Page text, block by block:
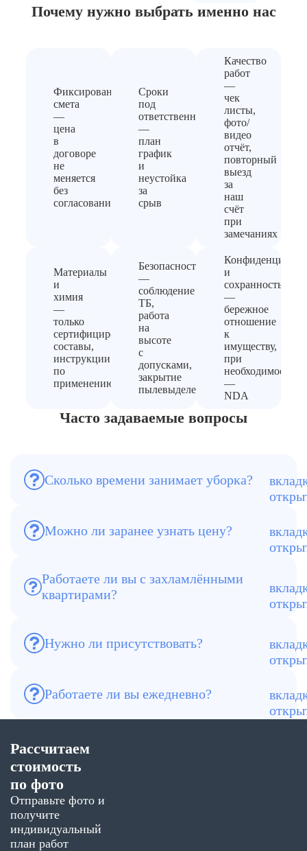
Почему нужно выбрать именно нас
Фиксированная
смета
—
цена
в
договоре
не
меняется
без
согласования
Сроки
под
ответственность
—
план
график
и
неустойка
за
срыв
Качество
работ
—
чек
листы,
фото/
видео
отчёт,
повторный
выезд
за
наш
счёт
при
замечаниях
Материалы
и
химия
—
только
сертифицированные
составы,
инструкции
по
применению
Безопасность
—
соблюдение
ТБ,
работа
на
высоте
с
допусками,
закрытие
пылевыделения
и
сохранность
—
бережное
отношение
к
имуществу,
при
необходимости
—
NDA
Часто задаваемые вопросы
Сколько времени занимает уборка?
Обычно от 6 до 12 часов, в зависимости
Можно ли заранее узнать цену?
Да, стоимость фиксируется до начала
Работаете ли вы с захламлёнными
квартирами?
Да, это одно из наших профильных
Нужно ли присутствовать?
Нет, можно передать ключи и принять
Работаете ли вы ежедневно?
Да, без выходных.
Рассчитаем
стоимость
по фото
Отправьте фото и
получите
индивидуальный
план работ